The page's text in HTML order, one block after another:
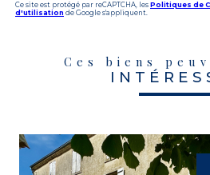
Ce site est protégé par reCAPTCHA, les Politiques de
d'utilisation de Google s'appliquent.
Ces biens